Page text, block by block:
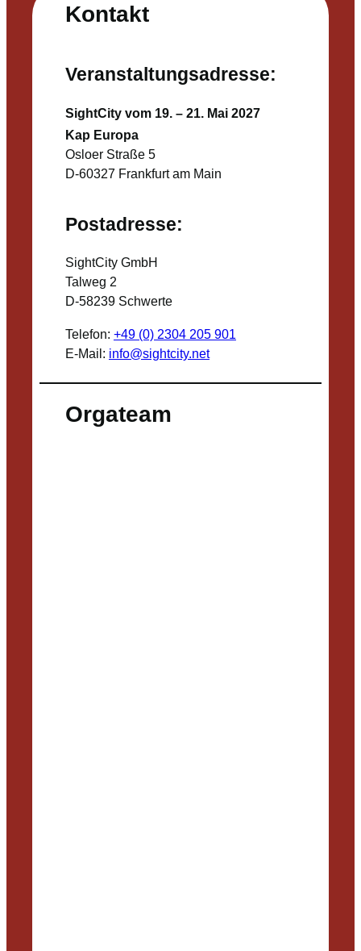
Kontakt
Veranstaltungsadresse:
SightCity vom 19. – 21. Mai 2027
Kap Europa
Osloer Straße 5
D-60327 Frankfurt am Main
Postadresse:
SightCity GmbH
Talweg 2
D-58239 Schwerte
Telefon: +49 (0) 2304 205 901
E-Mail: info@sightcity.net
Orgateam